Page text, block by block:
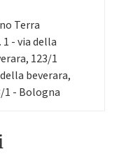
Terra
1 - via della
123/1
beverara,
1 - Bologna